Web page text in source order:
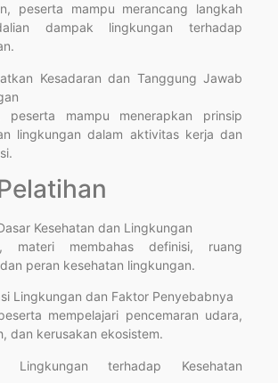
peserta mampu merancang langkah
dampak lingkungan terhadap
Kesadaran dan Tanggung Jawab
peserta mampu menerapkan prinsip
lingkungan dalam aktivitas kerja dan
Kesehatan dan Lingkungan
materi membahas definisi, ruang
peran kesehatan lingkungan.
Lingkungan dan Faktor Penyebabnya
mempelajari pencemaran udara,
dan kerusakan ekosistem.
Lingkungan terhadap Kesehatan